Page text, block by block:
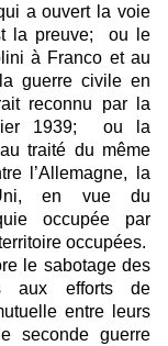
a ouvert la voie
la preuve; ou le
à Franco et au
guerre civile en
reconnu par la
1939; ou la
traité du même
l’Allemagne, la
en vue du
occupée par
occupées.
le sabotage des
aux efforts de
entre leurs
seconde guerre